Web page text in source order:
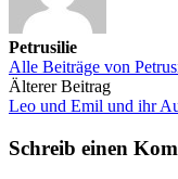
Petrusilie
Alle Beiträge von
Beitrags-
Navigation
Älterer Beitrag
Leo und Emil und ihr
Schreib einen